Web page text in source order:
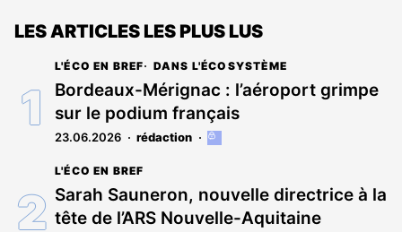
LES ARTICLES LES PLUS LUS
L'ÉCO EN BREF DANS L'ÉCOSYSTÈME
Bordeaux-Mérignac : l’aéroport grimpe
sur le podium français
23.06.2026 rédaction
Cet
réservé
aux
abonnés
L'ÉCO EN BREF
Sarah Sauneron, nouvelle directrice à la
tête de l’ARS Nouvelle-Aquitaine